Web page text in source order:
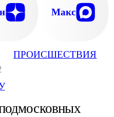
ПРОИСШЕСТВИЯ
Макс